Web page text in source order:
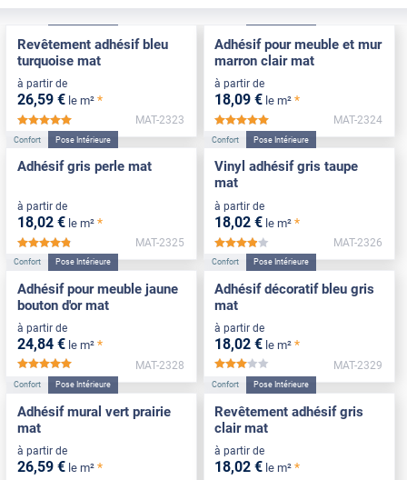
Revêtement adhésif bleu
turquoise mat
à partir de
26,59 € le m² *
*****
MAT-2323
Adhésif pour meuble et mur
marron clair mat
à partir de
18,09 € le m² *
MAT-2324
Confort Pose Intérieure
Adhésif gris perle mat
à partir de
18,02 € le m² *
*****
MAT-2325
Confort Pose Intérieure
Vinyl adhésif gris taupe
mat
à partir de
18,02 € le m² *
*****
MAT-2326
Confort Pose Intérieure
Adhésif pour meuble jaune
bouton d'or mat
à partir de
24,84 € le m² *
MAT-2328
Confort Pose Intérieure
Adhésif décoratif bleu gris
mat
à partir de
18,02 € le m² *
*****
MAT-2329
Confort Pose Intérieure
Adhésif mural vert prairie
mat
à partir de
26,59 € le m² *
Confort Pose Intérieure
Revêtement adhésif gris
clair mat
à partir de
18,02 € le m² *